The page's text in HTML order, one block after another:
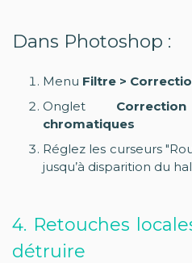
Dans Photoshop :
Menu Filtre >
Onglet
chromatiques
Réglez les curseurs
jusqu’à disparition du
4. Retouches
détruire